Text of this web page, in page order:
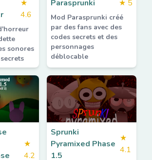
★
4.6
sonores
Parasprunki ★ 5
Mod Parasprunki créé
par des fans avec des
codes secrets et des
personnages
déblocable
★
4.2
Sprunki
Pyramixed Phase
1.5
★
4.1